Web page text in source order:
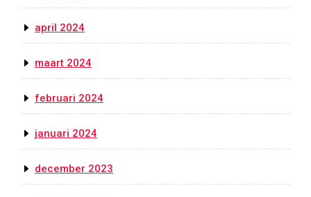
april 2024
maart 2024
februari 2024
januari 2024
december 2023